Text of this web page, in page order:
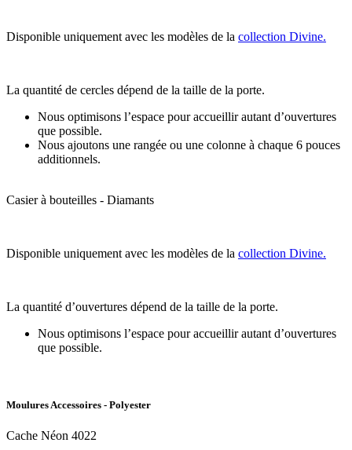
Disponible uniquement avec les modèles de la collection Divine.
La quantité de cercles dépend de la taille de la porte.
Nous optimisons l’espace pour accueillir autant d’ouvertures
que possible.
Nous ajoutons une rangée ou une colonne à chaque 6 pouces
additionnels.
Casier à bouteilles - Diamants
Disponible uniquement avec les modèles de la collection Divine.
La quantité d’ouvertures dépend de la taille de la porte.
Nous optimisons l’espace pour accueillir autant d’ouvertures
que possible.
Moulures Accessoires - Polyester
Cache Néon 4022